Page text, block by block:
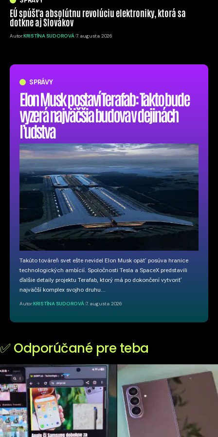
SPRÁVY
Elon Musk postaví Terafab: Takto bude
vyzerá najväčšia budova v dejinách
ľudstva
Takúto továreň svet ešte nevidel Elon Musk opäť posúva hranice
technologických ambícií. Spoločnosti Tesla a SpaceX predstavili
ďalšie detaily projektu Terafab, ktorý má po dokončení vytvoriť
najväčší komplex svojho druhu…
Autor:KRISTÍNA SUDOROVÁ 7. augusta 2026
EÚ spúšťa absolútnu revolúciu elektroniky, ktorá sa
dotkne aj Slovákov
Autor:KRISTÍNA SUDOROVÁ 7. augusta 2026
✅ Odporúčané pre teba